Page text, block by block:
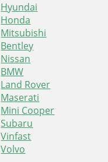
Hyundai
Honda
Mitsubishi
Bentley
Nissan
BMW
Land Rover
Maserati
Mini Cooper
Subaru
Vinfast
Volvo